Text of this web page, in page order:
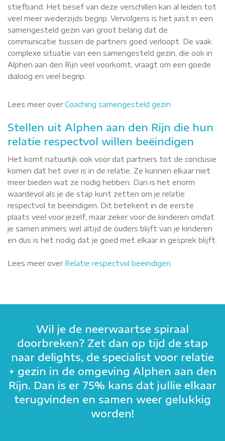
stiefband. Het besef van deze verschillen kan al leiden tot
veel meer wederzijds begrip. Vervolgens is het juist in een
samengesteld gezin van groot belang dat de
communicatie tussen de partners goed verloopt. De vaak
complexe situatie van een samengesteld gezin, die ook in
Alphen aan den Rijn veel voorkomt, vraagt om een goede
dialoog en veel begrip.
Lees meer overCoaching samengesteld gezin
Stellen uit Alphen aan den Rijn die hun
relatie respectvol willen beëindigen
Het komt natuurlijk ook voor dat partners tot de conclusie
komen dat het over is in de relatie. Ze kunnen elkaar niet
meer bieden wat ze nodig hebben. Dan is het enorm
waardevol als je de stap kunt zetten om je relatie
respectvol te beëindigen. Dit betekent in de eerste
plaats veel voor jezelf, maar zeker voor de kinderen omdat
je samen immers wel altijd de ouders blijft van je kinderen
en dus is het nodig dat je goed met elkaar in gesprek blijft.
Lees meer over Relatie respectvol beëindigen
Wil je de neerwaartse spiraal
doorbreken? Zet dan op tijd de stap
naar delights, de specialist voor relatie
+ gezin in de omgeving Alphen aan den
Rijn. Dan is er 75% kans dat jullie elkaar
terugvinden en samen weer gelukkig
worden!